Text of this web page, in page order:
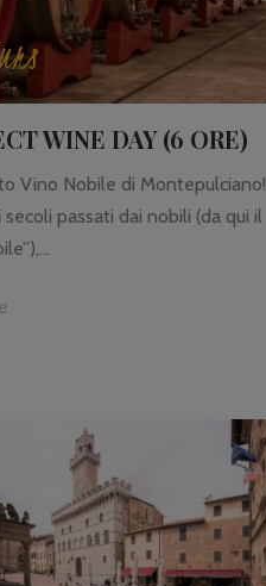
WINE DAY (6 ORE)
Vino Nobile di Montepulciano!
passati dai nobili (da qui il